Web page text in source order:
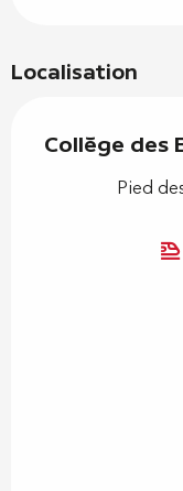
Localisation
Collège des
Pied